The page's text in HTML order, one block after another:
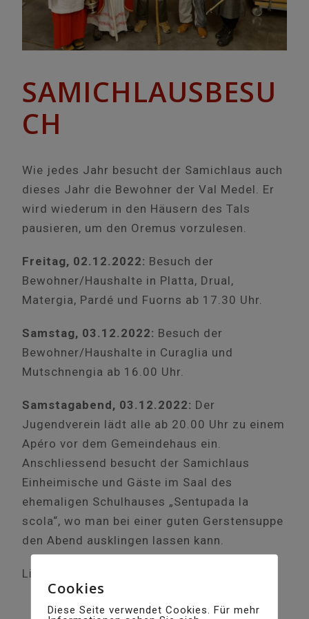
SAMICHLAUSBESU
CH
Wie jedes Jahr besucht der Samichlaus auch
dieses Jahr die Bewohner der Val Medel. Er
wird wiederum in den Häusern des Tals
pausieren, um den Oremus vorzulesen.
Freitag, 02.12.2022: Besuch der
Bewohner/Haushalte in Platta, Drual,
Matergia, Pardé und Fuorns ab 17.30 Uhr.
Samstag, 03.12.2022: Besuch der
Bewohner/Haushalte in Curaglia und
Mutschnengia ab 16.00 Uhr.
Samstagabend, 03.12.2022: Der
Jugendverein lädt alle ab 20.00 Uhr zu einem
Apéro vor dem Gemeindehaus ein.
Anschliessend besucht der Samichlaus
Einheimische und Gäste im Saal des
ehemaligen Schulhauses „Sentupada la
scola“, wo man bei einer guten Gerstensuppe
den Abend ausklingen lassen kann.
Link zum
Cookies
Diese Seite verwendet Cookies. Für mehr